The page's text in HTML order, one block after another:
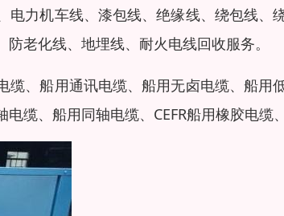
电力机车线、漆包线、绝缘线、绕包线、
老化线、地埋线、耐火电线回收服务。
缆、船用通讯电缆、船用无卤电缆、船用
缆、船用同轴电缆、CEFR船用橡胶电缆